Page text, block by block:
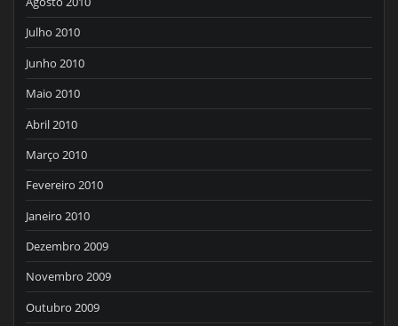
Julho 2010
Junho 2010
Maio 2010
Abril 2010
Março 2010
Fevereiro 2010
Janeiro 2010
Dezembro 2009
Novembro 2009
Outubro 2009